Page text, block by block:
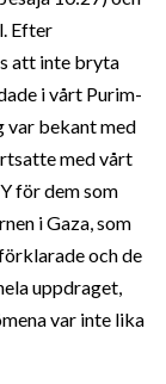
Efter
att inte bryta
i vårt Purim-
var bekant med
med vårt
för dem som
i Gaza, som
och de
uppdraget,
var inte lika